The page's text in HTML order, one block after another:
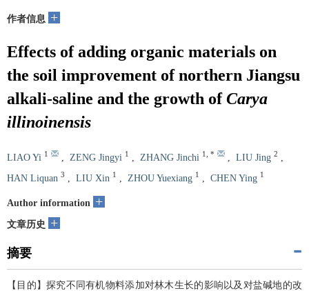
作者信息 +
Effects of adding organic materials on
the soil improvement of northern Jiangsu
alkali-saline and the growth ofCarya
illinoinensis
LIAO Yi 1 ZENG Jingyi 1 ZHANG Jinchi 1, * LIU Jing 2
HAN Liquan 3 LIU Xin 1 ZHOU Yuexiang 1 CHEN Ying 1
Author information +
文章历史 +
摘要
【目的】探究不同有机物料添加对林木生长的影响以及对盐碱地的改